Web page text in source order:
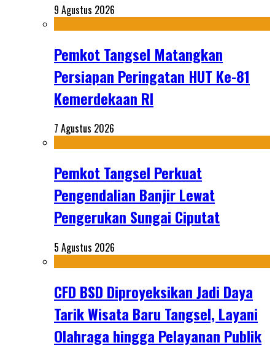
9 Agustus 2026
Pemkot Tangsel Matangkan
Persiapan Peringatan HUT Ke-81
Kemerdekaan RI
7 Agustus 2026
Pemkot Tangsel Perkuat
Pengendalian Banjir Lewat
Pengerukan Sungai Ciputat
5 Agustus 2026
CFD BSD Diproyeksikan Jadi Daya
Tarik Wisata Baru Tangsel, Layani
Olahraga hingga Pelayanan Publik